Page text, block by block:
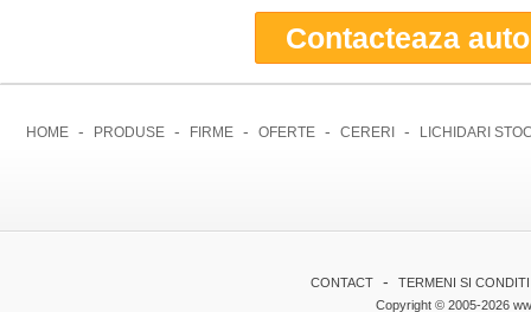
Contacteaza
HOME - PRODUSE - FIRME - OFERTE - CERERI - LICHIDARI
CONTACT -
TERMENI SI
Copyright © 2005-2026